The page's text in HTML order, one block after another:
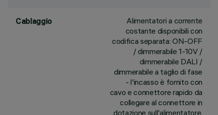
Cablaggio
Alimentatori a corrente
costante disponibili con
codifica separata: ON-OFF
/ dimmerabile 1-10V /
dimmerabile DALI /
dimmerabile a taglio di fase
- l'incasso è fornito con
cavo e connettore rapido da
collegare al connettore in
dotazione sull'alimentatore.